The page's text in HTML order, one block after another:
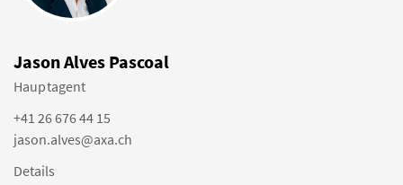
Jason Alves Pascoal
Hauptagent
+41 26 676 44 15
jason.alves@axa.ch
Details